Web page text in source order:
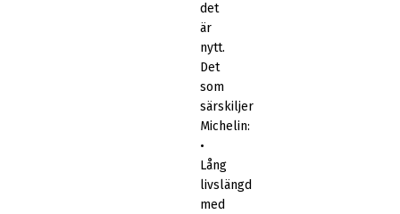
det
är
nytt.
Det
som
särskiljer
Michelin:
•
Lång
livslängd
med